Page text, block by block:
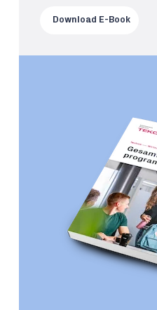
Download E-Book